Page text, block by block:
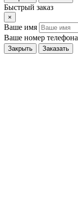
Быстрый заказ
×
Ваше имя
Ваше номер телефона
Закрыть Заказать